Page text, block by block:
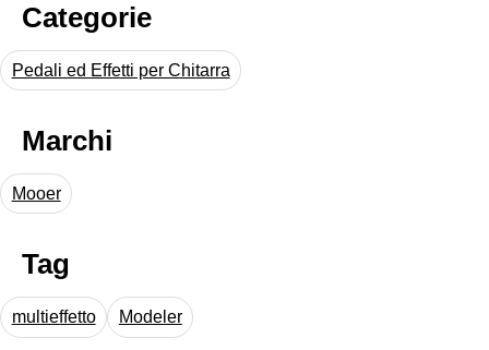
Categorie
Pedali ed Effetti per Chitarra
Marchi
Mooer
Tag
multieffetto Modeler